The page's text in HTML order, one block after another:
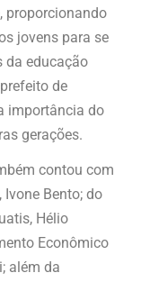
proporcionando
jovens para se
da educação
de
importância do
gerações.
contou com
Ivone Bento; do
Hélio
Econômico
além da